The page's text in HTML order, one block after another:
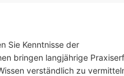
Sie Kenntnisse der
bringen langjährige
verständlich zu